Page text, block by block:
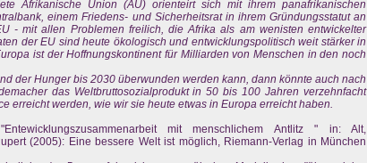
Afrikanische Union (AU) orienteirt sich mit ihrem panafrikanischen
einem Friedens- und Sicherheitsrat in ihrem Gründungsstatut an
- mit allen Problemen freilich, die Afrika als am wenisten entwickelter
der EU sind heute ökologisch und entwicklungspolitisch weit stärker in
ist der Hoffnungskontinent für Milliarden von Menschen in den noch
der Hunger bis 2030 überwunden werden kann, dann könnte auch nach
das Weltbruttosozialprodukt in 50 bis 100 Jahren verzehnfacht
erreicht werden, wie wir sie heute etwas in Europa erreicht haben.
mit menschlichem Antlitz " in: Alt,
(2005): Eine bessere Welt ist möglich, Riemann-Verlag in München